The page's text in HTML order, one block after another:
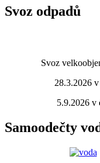
Svoz odpadů
Svoz
28.3.2026 v
5.9.2026 v
Samoodečty